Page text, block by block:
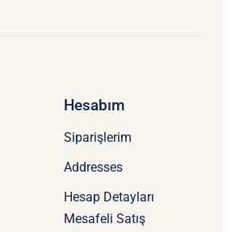
Hesabım
Siparişlerim
Addresses
Hesap Detayları
Mesafeli Satış